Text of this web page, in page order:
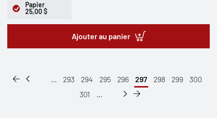
Papier
25,00 $
Ajouter au panier
... 293 294 295 296 297 298 299
300
301
...